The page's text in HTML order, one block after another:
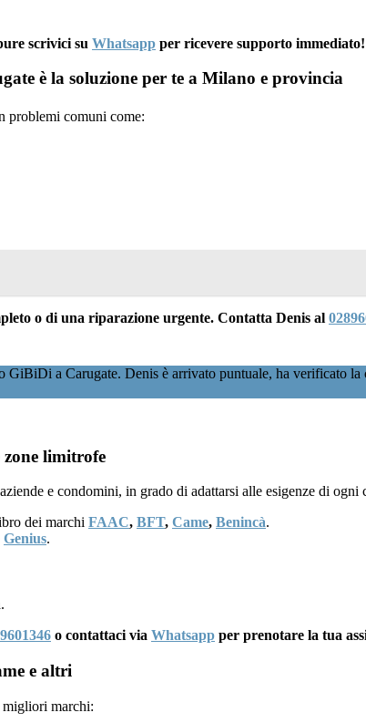
scrivici su Whatsapp per ricevere supporto immediato!
è la soluzione per te a Milano e provincia
problemi comuni come:
o di una riparazione urgente. Contatta Denis al
GiBiDi a Carugate. Denis è arrivato puntuale, ha verificato
zone limitrofe
e condomini, in grado di adattarsi alle esigenze di ogni
dei marchi FAAC, BFT, Came, Benincà.
Genius.
o contattaci via Whatsapp per prenotare la tua
e altri
migliori marchi: